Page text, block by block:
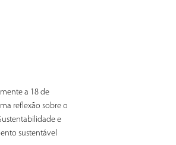
a 18 de
reflexão sobre o
e
sustentável